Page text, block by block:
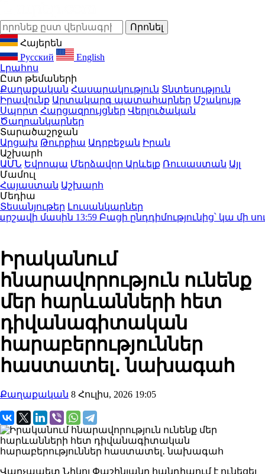
Հայերեն
Русский
English
Լրահոս
Ըստ թեմաների
Քաղաքական Հասարակություն Տնտեսություն
Իրավունք Արտակարգ պատահարներ Մշակույթ
Սպորտ Հարցազրույցներ Վերլուծական
Ծաղրանկարներ
Տարածաշրջան
Արցախ Թուրքիա Ադրբեջան Իրան
Աշխարհ
ԱՄՆ Եվրոպա Մերձավոր Արևելք Ռուսաստան Այլ
Մամուլ
Հայաստան Աշխարհ
Մեդիա
Տեսանյութեր Լուսանկարներ
մասին13:59Բացի ընդդիմությունից՝ կա մի
Իրականում
հնարավորություն ունենք
մեր հարևանների հետ
դիվանագիտական
հարաբերություններ
հաստատել․ նախագահ
Քաղաքական 8 Հուլիս, 2026 19:05
Վարչապետ Նիկոլ Փաշինյանը հանդիպում է ունեցել